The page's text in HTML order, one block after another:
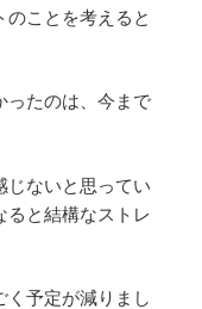
ことを考えると
ったのは、今まで
じないと思ってい
ると結構なストレ
く予定が減りまし